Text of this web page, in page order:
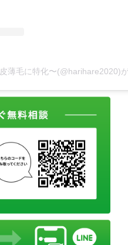
薄毛に特化〜(@harihare2020)